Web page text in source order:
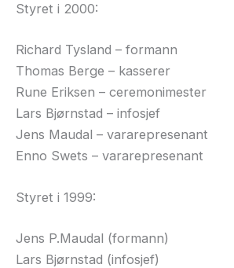
Styret i 2000:
Richard Tysland – formann
Thomas Berge – kasserer
Rune Eriksen – ceremonimester
Lars Bjørnstad – infosjef
Jens Maudal – vararepresenant
Enno Swets – vararepresenant
Styret i 1999:
Jens P.Maudal (formann)
Lars Bjørnstad (infosjef)